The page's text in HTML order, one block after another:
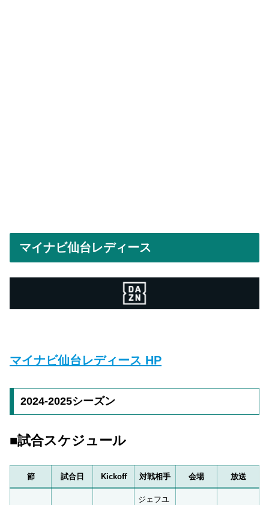
マイナビ仙台レディース
マイナビ仙台レディース HP
2024-2025シーズン
■試合スケジュール
節 試合日 Kickoff 対戦相手 会場 放送
ジェフユ